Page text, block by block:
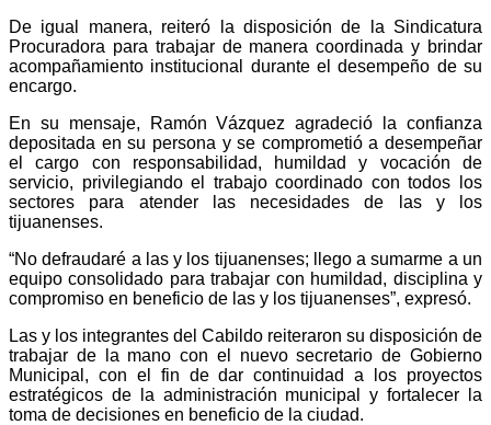
De igual manera, reiteró la disposición de la Sindicatura
Procuradora para trabajar de manera coordinada y brindar
acompañamiento institucional durante el desempeño de su
encargo.
En su mensaje, Ramón Vázquez agradeció la confianza
depositada en su persona y se comprometió a desempeñar
el cargo con responsabilidad, humildad y vocación de
servicio, privilegiando el trabajo coordinado con todos los
sectores para atender las necesidades de las y los
tijuanenses.
“No defraudaré a las y los tijuanenses; llego a sumarme a un
equipo consolidado para trabajar con humildad, disciplina y
compromiso en beneficio de las y los tijuanenses”, expresó.
Las y los integrantes del Cabildo reiteraron su disposición de
trabajar de la mano con el nuevo secretario de Gobierno
Municipal, con el fin de dar continuidad a los proyectos
estratégicos de la administración municipal y fortalecer la
toma de decisiones en beneficio de la ciudad.